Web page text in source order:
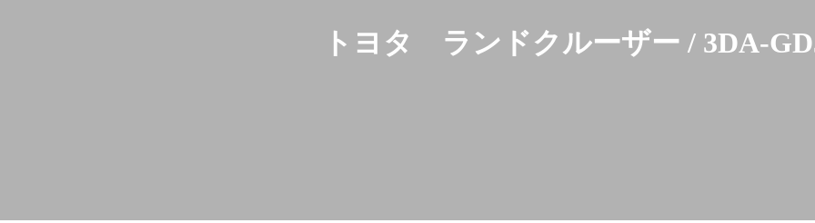
トヨタ ランドクルーザー / 3DA-